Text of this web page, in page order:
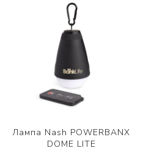
Лампа Nash POWERBANX
DOME LITE